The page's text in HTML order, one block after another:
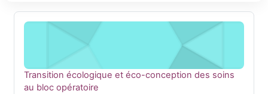
Transition écologique et éco-conception des soins au
Nom du cours
Transition écologique et éco-conception des soins
au bloc opératoire